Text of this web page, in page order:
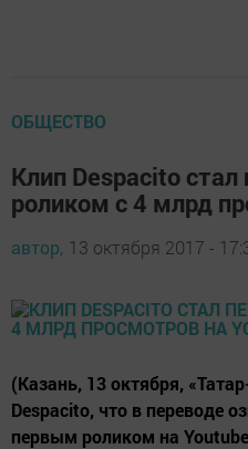
ОБЩЕСТВО
Клип Despacito
роликом с 4 млрд
автор, 13 октября 2017 -
(Казань, 13 октября,
Despacito, что в переводе
первым роликом на